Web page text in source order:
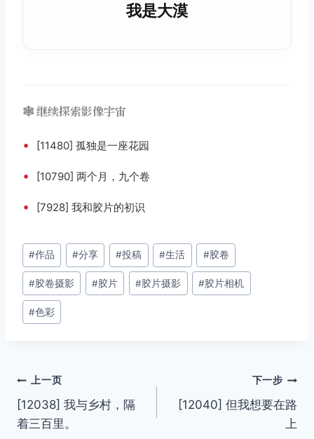
我是大漠
🕸️ 继续探索影像宇宙
• [11480] 孤独是一座花园
• [10790] 两个月，九个卷
• [7928] 我和胶片的初识
文
章
标
签：
#作品 #分享 #投稿 #生活 #胶卷
#胶卷摄影 #胶片 #胶片摄影 #胶片相机
#色彩
文
章
上一页
[12038] 我与乡村，隔
着三百里。
下一步
[12040] 但我想要在路
上